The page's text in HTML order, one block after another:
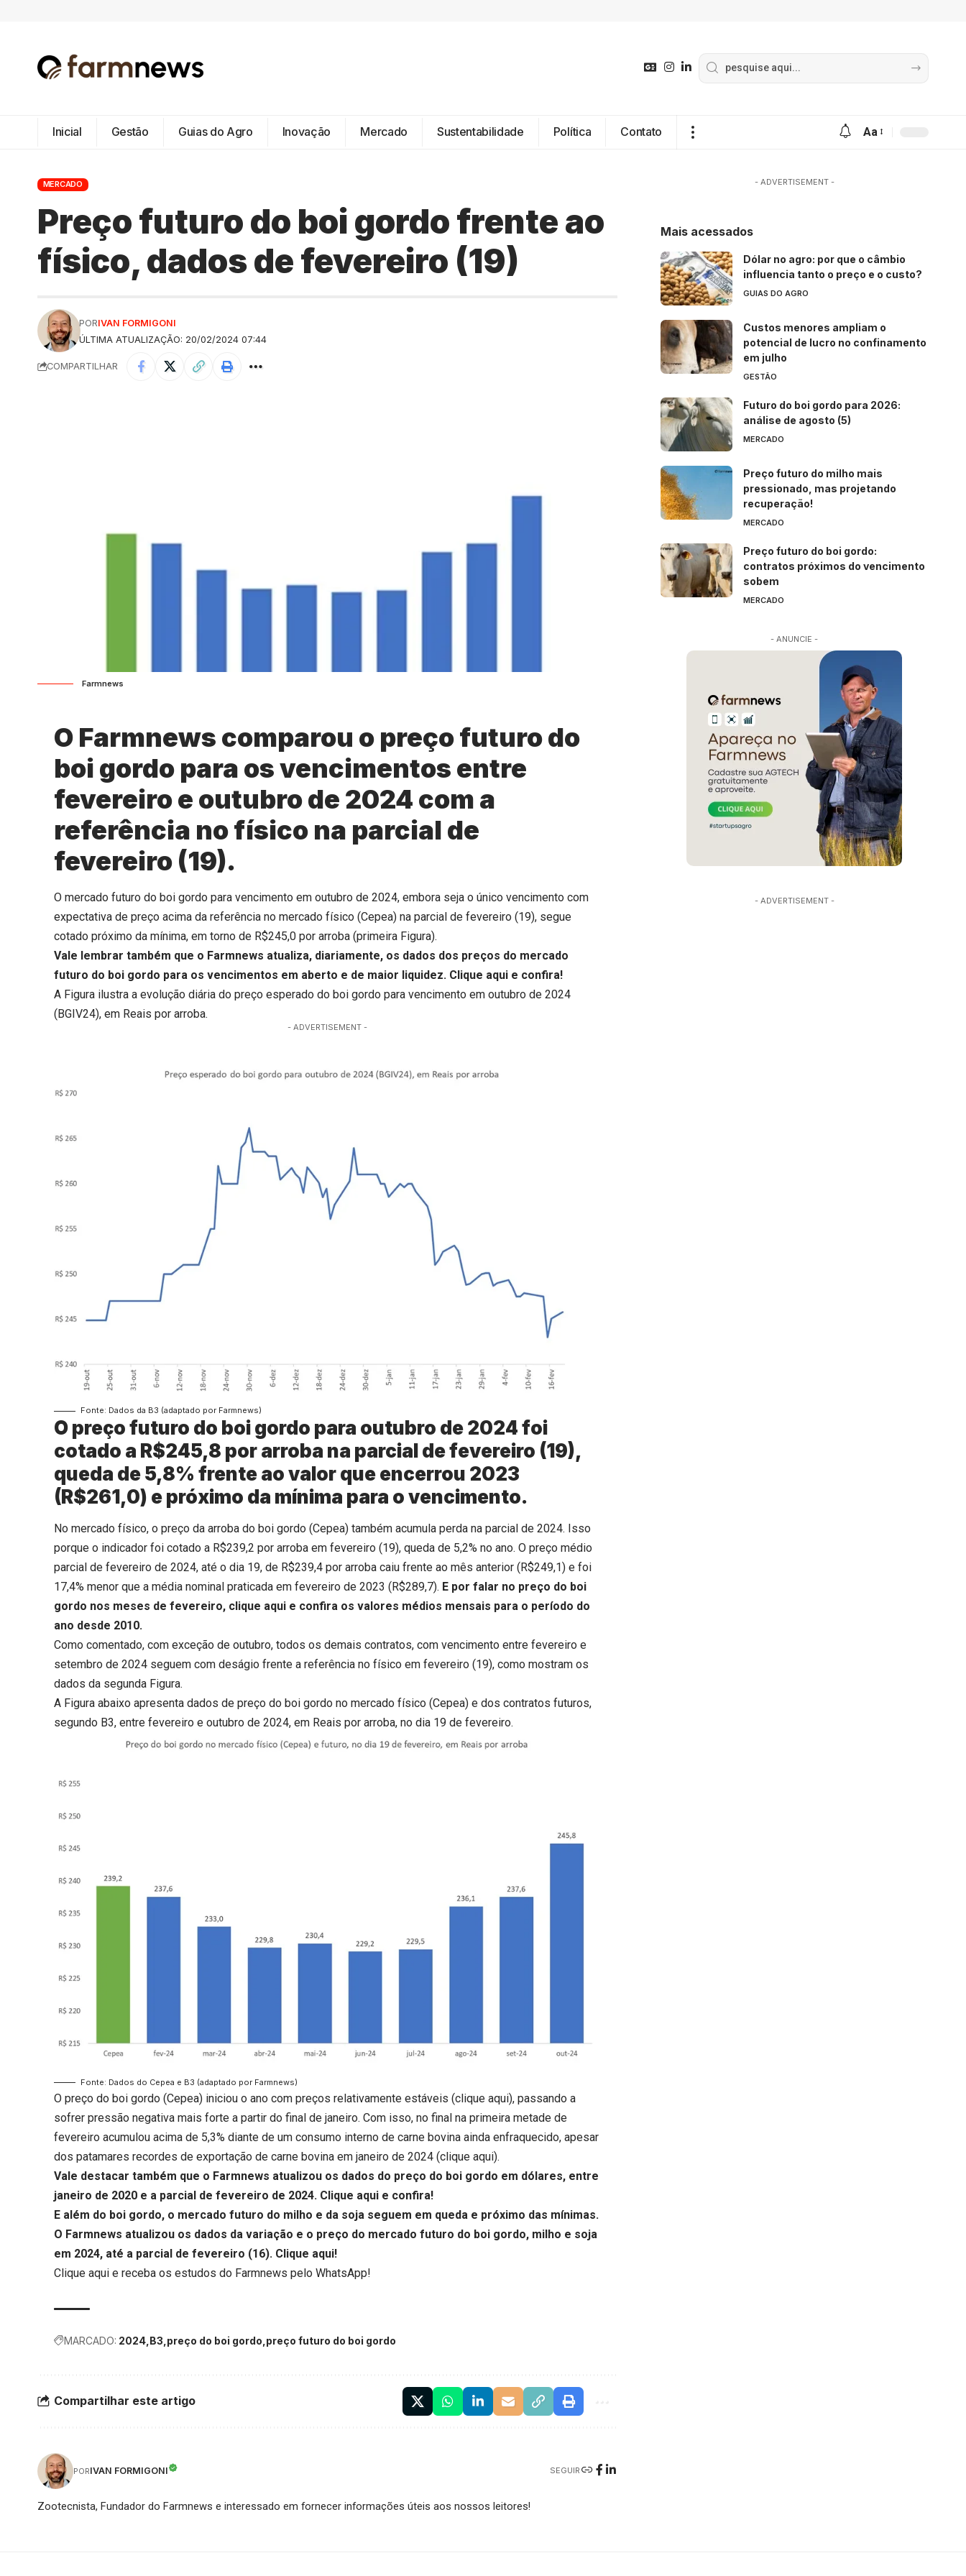
Inicial Gestão Guias do Agro Inovação Mercado Sustentabilidade Política Contato Aa
MERCADO
Preço futuro do boi gordo frente ao
físico, dados de fevereiro (19)
ÚLTIMA ATUALIZAÇÃO: 20/02/2024 07:44
PORIVAN FORMIGONI
COMPARTILHAR
Farmnews
O Farmnews comparou o preço futuro do
boi gordo para os vencimentos entre
fevereiro e outubro de 2024 com a
referência no físico na parcial de
fevereiro (19).
O mercado futuro do boi gordo para vencimento em outubro de 2024, embora seja o único vencimento com
expectativa de preço acima da referência no mercado físico (Cepea) na parcial de fevereiro (19), segue
cotado próximo da mínima, em torno de R$245,0 por arroba (primeira Figura).
Vale lembrar também que o Farmnews atualiza, diariamente, os dados dos preços do mercado
futuro do boi gordo para os vencimentos em aberto e de maior liquidez. Clique aqui e confira!
A Figura ilustra a evolução diária do preço esperado do boi gordo para vencimento em outubro de 2024
(BGIV24), em Reais por arroba.
- ADVERTISEMENT -
Fonte: Dados da B3 (adaptado por Farmnews)
O preço futuro do boi gordo para outubro de 2024 foi
cotado a R$245,8 por arroba na parcial de fevereiro (19),
queda de 5,8% frente ao valor que encerrou 2023
(R$261,0) e próximo da mínima para o vencimento.
No mercado físico, o preço da arroba do boi gordo (Cepea) também acumula perda na parcial de 2024. Isso
porque o indicador foi cotado a R$239,2 por arroba em fevereiro (19), queda de 5,2% no ano. O preço médio
parcial de fevereiro de 2024, até o dia 19, de R$239,4 por arroba caiu frente ao mês anterior (R$249,1) e foi
17,4% menor que a média nominal praticada em fevereiro de 2023 (R$289,7). E por falar no preço do boi
gordo nos meses de fevereiro, clique aqui e confira os valores médios mensais para o período do
ano desde 2010.
Como comentado, com exceção de outubro, todos os demais contratos, com vencimento entre fevereiro e
setembro de 2024 seguem com deságio frente a referência no físico em fevereiro (19), como mostram os
dados da segunda Figura.
A Figura abaixo apresenta dados de preço do boi gordo no mercado físico (Cepea) e dos contratos futuros,
segundo B3, entre fevereiro e outubro de 2024, em Reais por arroba, no dia 19 de fevereiro.
Fonte: Dados do Cepea e B3 (adaptado por Farmnews)
O preço do boi gordo (Cepea) iniciou o ano com preços relativamente estáveis (clique aqui), passando a
sofrer pressão negativa mais forte a partir do final de janeiro. Com isso, no final na primeira metade de
fevereiro acumulou acima de 5,3% diante de um consumo interno de carne bovina ainda enfraquecido, apesar
dos patamares recordes de exportação de carne bovina em janeiro de 2024 (clique aqui).
Vale destacar também que o Farmnews atualizou os dados do preço do boi gordo em dólares, entre
janeiro de 2020 e a parcial de fevereiro de 2024. Clique aqui e confira!
E além do boi gordo, o mercado futuro do milho e da soja seguem em queda e próximo das mínimas.
O Farmnews atualizou os dados da variação e o preço do mercado futuro do boi gordo, milho e soja
em 2024, até a parcial de fevereiro (16). Clique aqui!
Clique aqui e receba os estudos do Farmnews pelo WhatsApp!
MARCADO: 2024 B3 preço do boi gordo preço futuro do boi gordo
Compartilhar este artigo
PORIVAN FORMIGONI SEGUIR
Zootecnista, Fundador do Farmnews e interessado em fornecer informações úteis aos nossos leitores!
- ADVERTISEMENT -
Mais acessados
Dólar no agro: por que o câmbio
influencia tanto o preço e o custo?
GUIAS DO AGRO
Custos menores ampliam o
potencial de lucro no confinamento
em julho
GESTÃO
Futuro do boi gordo para 2026:
análise de agosto (5)
MERCADO
Preço futuro do milho mais
pressionado, mas projetando
recuperação!
MERCADO
Preço futuro do boi gordo:
contratos próximos do vencimento
sobem
MERCADO
- ANUNCIE -
- ADVERTISEMENT -